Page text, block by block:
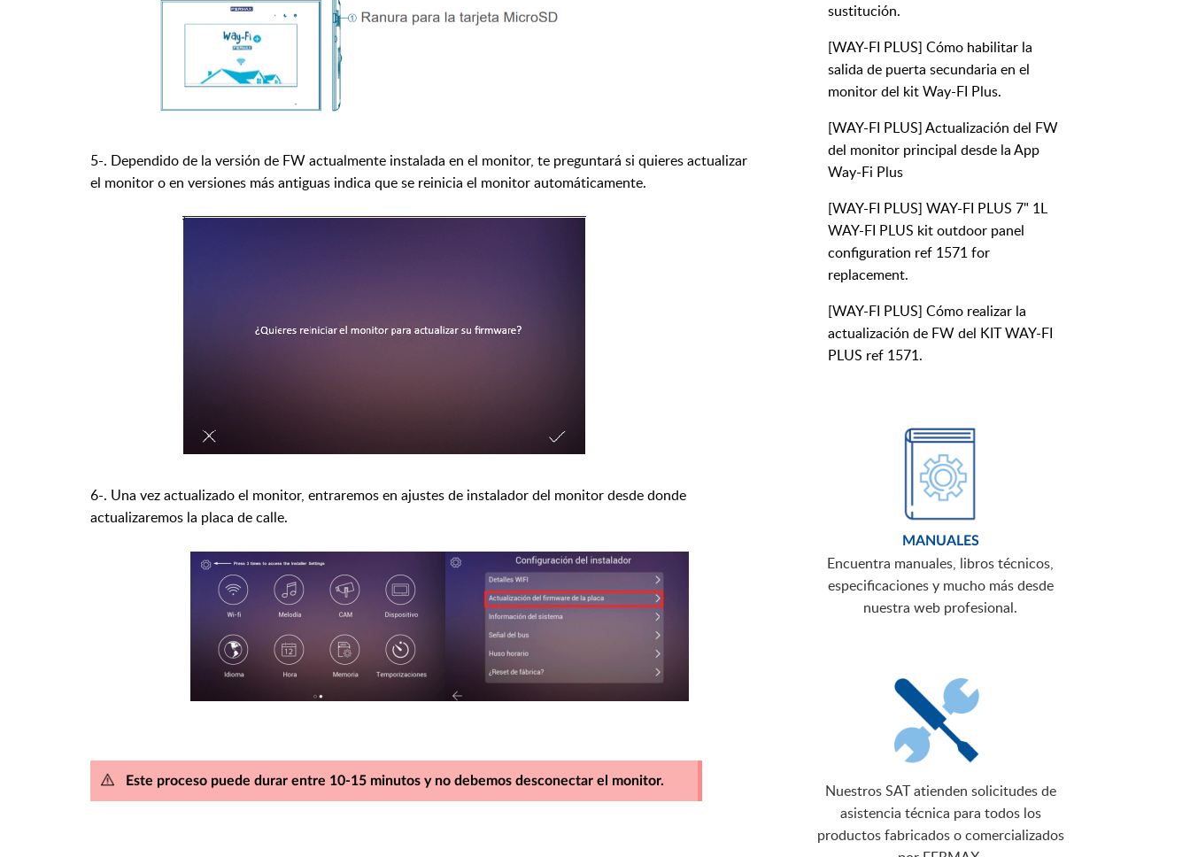
5-. Dependido de la versión de FW actualmente instalada en el monitor, te preguntará si quieres actualizar
el monitor o en versiones más antiguas indica que se reinicia el monitor automáticamente.
6-. Una vez actualizado el monitor, entraremos en ajustes de instalador del monitor desde donde
actualizaremos la placa de calle.
Este proceso puede durar entre 10-15 minutos y no debemos desconectar el monitor.
sustitución.
[WAY-FI PLUS] Cómo habilitar la
salida de puerta secundaria en el
monitor del kit Way-FI Plus.
[WAY-FI PLUS] Actualización del FW
del monitor principal desde la App
Way-Fi Plus
[WAY-FI PLUS] WAY-FI PLUS 7" 1L
WAY-FI PLUS kit outdoor panel
configuration ref 1571 for
replacement.
[WAY-FI PLUS] Cómo realizar la
actualización de FW del KIT WAY-FI
PLUS ref 1571.
MANUALES
Encuentra manuales, libros técnicos,
especificaciones y mucho más desde
nuestra web profesional.
Nuestros SAT atienden solicitudes de
asistencia técnica para todos los
productos fabricados o comercializados